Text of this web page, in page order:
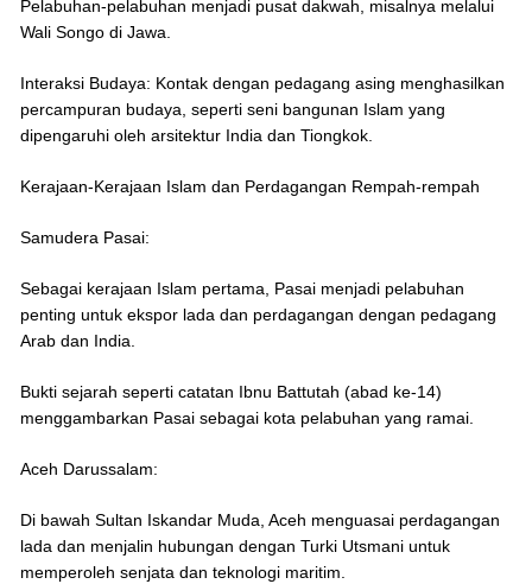
Pelabuhan-pelabuhan menjadi pusat dakwah, misalnya melalui
Wali Songo di Jawa.
Interaksi Budaya: Kontak dengan pedagang asing menghasilkan
percampuran budaya, seperti seni bangunan Islam yang
dipengaruhi oleh arsitektur India dan Tiongkok.
Kerajaan-Kerajaan Islam dan Perdagangan Rempah-rempah
Samudera Pasai:
Sebagai kerajaan Islam pertama, Pasai menjadi pelabuhan
penting untuk ekspor lada dan perdagangan dengan pedagang
Arab dan India.
Bukti sejarah seperti catatan Ibnu Battutah (abad ke-14)
menggambarkan Pasai sebagai kota pelabuhan yang ramai.
Aceh Darussalam:
Di bawah Sultan Iskandar Muda, Aceh menguasai perdagangan
lada dan menjalin hubungan dengan Turki Utsmani untuk
memperoleh senjata dan teknologi maritim.